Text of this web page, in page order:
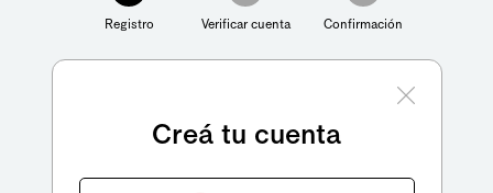
Registro Verificar cuenta Confirmación
Creá tu cuenta